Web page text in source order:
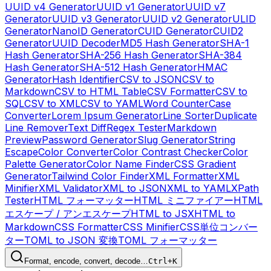
UUID v4 GeneratorUUID v1 GeneratorUUID v7
GeneratorUUID v3 GeneratorUUID v2 GeneratorULID
GeneratorNanoID GeneratorCUID GeneratorCUID2
GeneratorUUID DecoderMD5 Hash GeneratorSHA-1
Hash GeneratorSHA-256 Hash GeneratorSHA-384
Hash GeneratorSHA-512 Hash GeneratorHMAC
GeneratorHash IdentifierCSV to JSONCSV to
MarkdownCSV to HTML TableCSV FormatterCSV to
SQLCSV to XMLCSV to YAMLWord CounterCase
ConverterLorem Ipsum GeneratorLine SorterDuplicate
Line RemoverText DiffRegex TesterMarkdown
PreviewPassword GeneratorSlug GeneratorString
EscapeColor ConverterColor Contrast CheckerColor
Palette GeneratorColor Name FinderCSS Gradient
GeneratorTailwind Color FinderXML FormatterXML
MinifierXML ValidatorXML to JSONXML to YAMLXPath
TesterHTML フォーマッターHTML ミニファイアーHTML
エスケープ / アンエスケープHTML to JSXHTML to
MarkdownCSS FormatterCSS MinifierCSS単位コンバー
ターTOML to JSON 変換TOML フォーマッター
Format, encode, convert, decode…Ctrl+K